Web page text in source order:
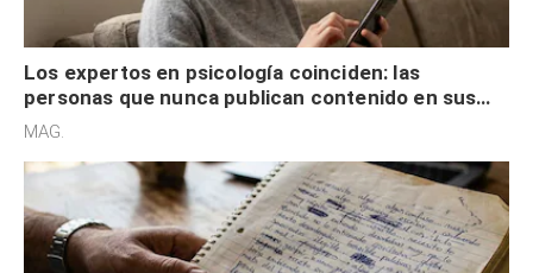
Los expertos en psicología coinciden: las
personas que nunca publican contenido en sus
redes sociales no pretenden buscar validación
MAG.